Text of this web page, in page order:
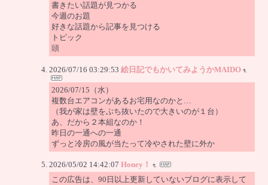
書きたい話題が見つかる
今週のお題
好きな話題から記事を見つける
トピック
頭
2026/07/16 03:29:53 絵日記でもかいてみようかMAIDO
2026/07/15（水）
複数台エアコンがあるお宅用なのかと…
（我が家は壁をぶち抜いたので大きいのが１台）
あ、だから２本組なのか！
昨日の一通への一通
ずっと冷房の風が当たって冷やされた壁に外か
2026/05/02 14:42:07 Honey！
この広告は、90日以上更新していないブログに表示して